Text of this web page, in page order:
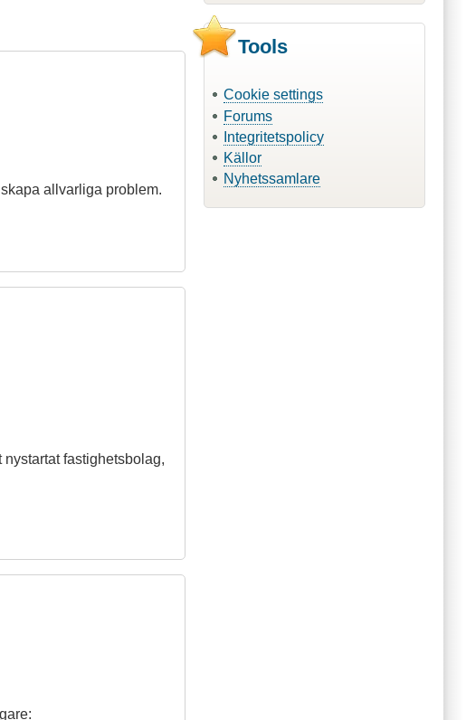
allvarliga problem.
fastighetsbolag,
Tools
Cookie settings
Forums
Integritetspolicy
Källor
Nyhetssamlare